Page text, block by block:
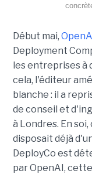
Début mai,
Deployment
les entreprises à
cela, l'éditeur
blanche : il a
de conseil et
à Londres. En
disposait déjà
DeployCo est
par OpenAI,